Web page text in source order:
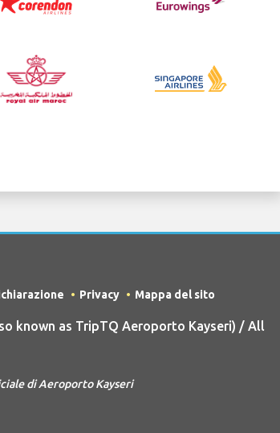
Privacy Mappa del sito
known as TripTQ Aeroporto Kayseri) / All
di Aeroporto Kayseri